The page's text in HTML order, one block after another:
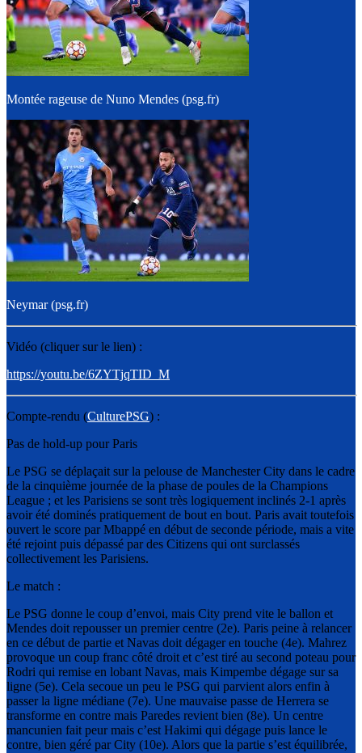
Montée rageuse de Nuno Mendes (psg.fr)
Neymar (psg.fr)
Vidéo (cliquer sur le lien) :
https://youtu.be/6ZYTjqTID_M
Compte-rendu (CulturePSG) :
Pas de hold-up pour Paris
Le PSG se déplaçait sur la pelouse de Manchester City dans le cadre
de la cinquième journée de la phase de poules de la Champions
League ; et les Parisiens se sont très logiquement inclinés 2-1 après
avoir été dominés pratiquement de bout en bout. Paris avait toutefois
ouvert le score par Mbappé en début de seconde période, mais a vite
été rejoint puis dépassé par des Citizens qui ont surclassés
collectivement les Parisiens.
Le match :
Le PSG donne le coup d’envoi, mais City prend vite le ballon et
Mendes doit repousser un premier centre (2e). Paris peine à relancer
en ce début de partie et Navas doit dégager en touche (4e). Mahrez
provoque un coup franc côté droit et c’est tiré au second poteau pour
Rodri qui remise en lobant Navas, mais Kimpembe dégage sur sa
ligne (5e). Cela secoue un peu le PSG qui parvient alors enfin à
passer la ligne médiane (7e). Une mauvaise passe de Herrera se
transforme en contre mais Paredes revient bien (8e). Un centre
mancunien fait peur mais c’est Hakimi qui dégage puis lance le
contre, bien géré par City (10e). Alors que la partie s’est équilibrée,